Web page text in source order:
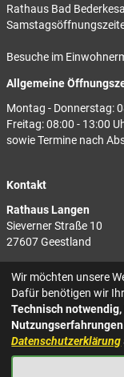
Rathaus Bad
Besuche im
Allgemeine
Montag - Donnerstag:
Freitag: 08:00 - 13:00
sowie Termine nach
Kontakt
Rathaus Langen
Sieverner Straße 10
27607 Geestland
Rathaus Bad
Am Markt 8
27624 Geestland
Tel.: 04743 937-2300
Wir möchten unsere
Dafür benötigen wir
Technisch
Nutzungserfahrungen
Datenschutzerklärung